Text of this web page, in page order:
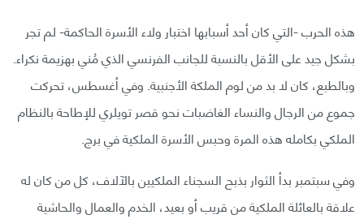
هذه الحرب -التي كان أحد أسبابها اختبار ولاء الأسرة الحاكمة- لم تجر
بشكل جيد على الأقل بالنسبة للجانب الفرنسي الذي مُني بهزيمة نكراء.
وبالطبع، كان لا بد من لوم الملكة الأجنبية. وفي أغسطس، تحركت
جموع من الرجال والنساء الغاضبات نحو قصر تويلري للإطاحة بالنظام
الملكي بكامله هذه المرة وحبس الأسرة الملكية في برج.
وفي سبتمبر بدأ الثوار بذبح السجناء الملكيين بالآلاف، كل من كان له
علاقة بالعائلة الملكية من قريب أو بعيد، الخدم والعمال والحاشية